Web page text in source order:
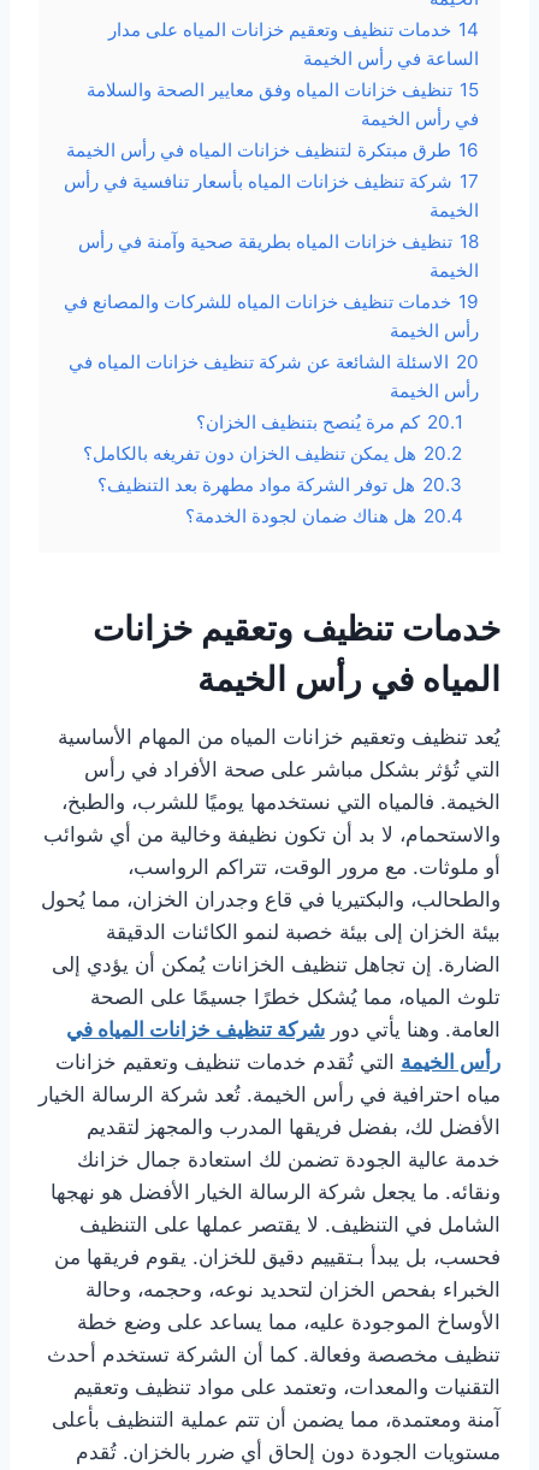
14 خدمات تنظيف وتعقيم خزانات المياه على مدار
الساعة في رأس الخيمة
15 تنظيف خزانات المياه وفق معايير الصحة والسلامة
في رأس الخيمة
16 طرق مبتكرة لتنظيف خزانات المياه في رأس الخيمة
17 شركة تنظيف خزانات المياه بأسعار تنافسية في رأس
الخيمة
18 تنظيف خزانات المياه بطريقة صحية وآمنة في رأس
الخيمة
19 خدمات تنظيف خزانات المياه للشركات والمصانع في
رأس الخيمة
20 الاسئلة الشائعة عن شركة تنظيف خزانات المياه في
رأس الخيمة
20.1 كم مرة يُنصح بتنظيف الخزان؟
20.2 هل يمكن تنظيف الخزان دون تفريغه بالكامل؟
20.3 هل توفر الشركة مواد مطهرة بعد التنظيف؟
20.4 هل هناك ضمان لجودة الخدمة؟
خدمات تنظيف وتعقيم خزانات
المياه في رأس الخيمة
يُعد تنظيف وتعقيم خزانات المياه من المهام الأساسية
التي تُؤثر بشكل مباشر على صحة الأفراد في رأس
الخيمة. فالمياه التي نستخدمها يوميًا للشرب، والطبخ،
والاستحمام، لا بد أن تكون نظيفة وخالية من أي شوائب
أو ملوثات. مع مرور الوقت، تتراكم الرواسب،
والطحالب، والبكتيريا في قاع وجدران الخزان، مما يُحول
بيئة الخزان إلى بيئة خصبة لنمو الكائنات الدقيقة
الضارة. إن تجاهل تنظيف الخزانات يُمكن أن يؤدي إلى
تلوث المياه، مما يُشكل خطرًا جسيمًا على الصحة
العامة. وهنا يأتي دور شركة تنظيف خزانات المياه في
رأس الخيمة التي تُقدم خدمات تنظيف وتعقيم خزانات
مياه احترافية في رأس الخيمة. تُعد شركة الرسالة الخيار
الأفضل لك، بفضل فريقها المدرب والمجهز لتقديم
خدمة عالية الجودة تضمن لك استعادة جمال خزانك
ونقائه. ما يجعل شركة الرسالة الخيار الأفضل هو نهجها
الشامل في التنظيف. لا يقتصر عملها على التنظيف
فحسب، بل يبدأ بـتقييم دقيق للخزان. يقوم فريقها من
الخبراء بفحص الخزان لتحديد نوعه، وحجمه، وحالة
الأوساخ الموجودة عليه، مما يساعد على وضع خطة
تنظيف مخصصة وفعالة. كما أن الشركة تستخدم أحدث
التقنيات والمعدات، وتعتمد على مواد تنظيف وتعقيم
آمنة ومعتمدة، مما يضمن أن تتم عملية التنظيف بأعلى
مستويات الجودة دون إلحاق أي ضرر بالخزان. تُقدم